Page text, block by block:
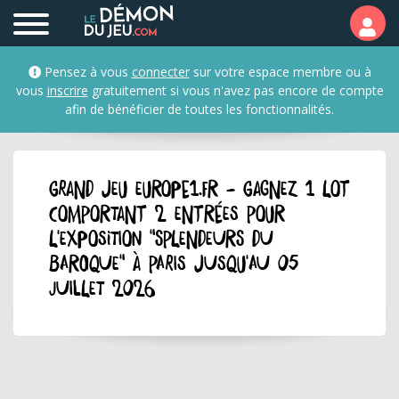
Pensez à vous connectersur votre espace membre ou à
vous inscrire gratuitement si vous n'avez pas encore de compte
afin de bénéficier de toutes les fonctionnalités.
GRAND JEU europe1.fr - Gagnez 1 lot
comportant 2 entrées pour
l'exposition "Splendeurs du
baroque" à Paris jusqu'au 05
juillet 2026